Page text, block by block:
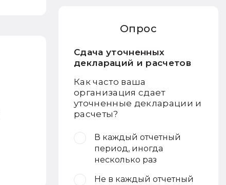
Опрос
Сдача уточненных
деклараций и расчетов
Как часто ваша
организация сдает
уточненные декларации и
расчеты?
В каждый отчетный
период, иногда
несколько раз
Не в каждый отчетный